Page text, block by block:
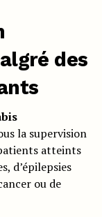
des
la supervision
atteints
d’épilepsies
ou de